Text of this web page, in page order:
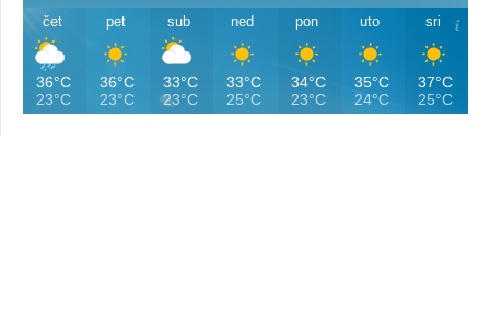
čet
36°C
23°C
pet
36°C
23°C
sub
33°C
23°C
ned
33°C
25°C
pon
34°C
23°C
uto
35°C
24°C
sri
37°C
25°C